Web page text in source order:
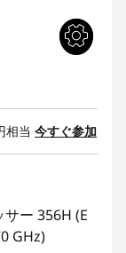
相当 今すぐ参加
ー 356H (E
GHz)